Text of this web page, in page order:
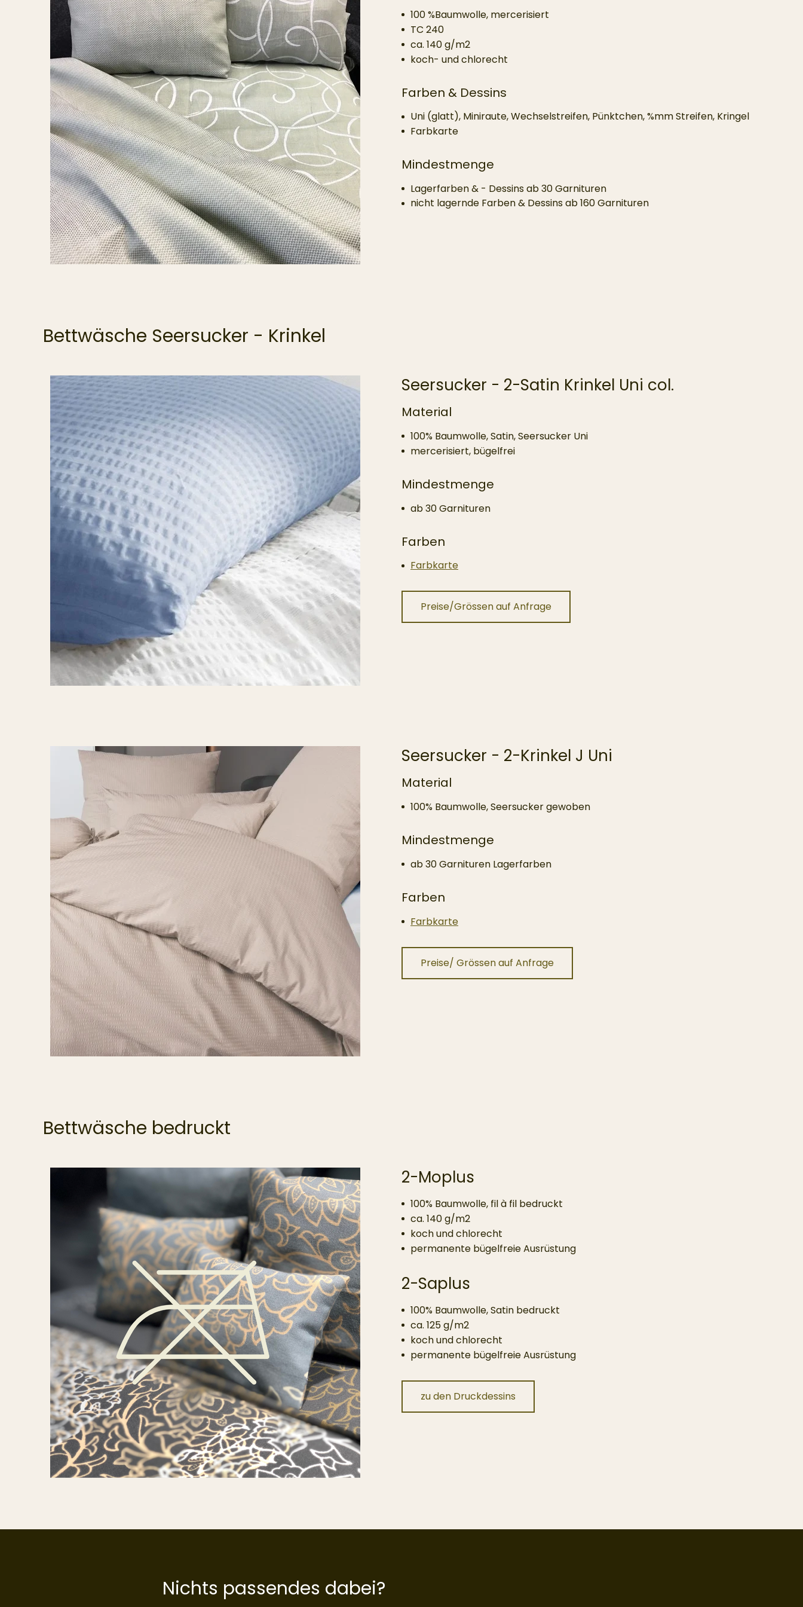
100 %Baumwolle, mercerisiert
TC 240
ca. 140 g/m2
koch- und chlorecht
Farben & Dessins
Uni (glatt), Miniraute, Wechselstreifen, Pünktchen, %mm Streifen, Kringel
Farbkarte
Mindestmenge
Lagerfarben & - Dessins ab 30 Garnituren
nicht lagernde Farben & Dessins ab 160 Garnituren
Bettwäsche Seersucker - Krinkel
Seersucker - 2-Satin Krinkel Uni col.
Material
100% Baumwolle, Satin, Seersucker Uni
mercerisiert, bügelfrei
Mindestmenge
ab 30 Garnituren
Farben
Farbkarte
Preise/Grössen auf Anfrage
Seersucker - 2-Krinkel J Uni
Material
100% Baumwolle, Seersucker gewoben
Mindestmenge
ab 30 Garnituren Lagerfarben
Farben
Farbkarte
Preise/ Grössen auf Anfrage
Bettwäsche bedruckt
2-Moplus
100% Baumwolle, fil à fil bedruckt
ca. 140 g/m2
koch und chlorecht
permanente bügelfreie Ausrüstung
2-Saplus
100% Baumwolle, Satin bedruckt
ca. 125 g/m2
koch und chlorecht
permanente bügelfreie Ausrüstung
zu den Druckdessins
Nichts passendes dabei?